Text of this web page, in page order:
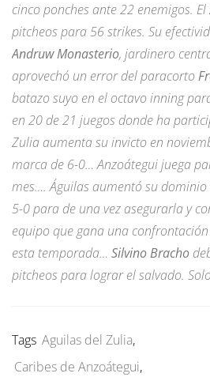
cinco ponches ante 22 enemigos.
pitcheos para 56 strikes. Su
Andruw Monasterio, jardinero
aprovechó un error del paracorto
batazo suyo en el octavo inning
en 20 de 21 juegos donde ha
Zulia aumenta su invicto en
marca de 6-0… Anzoátegui juega
mes…. Águilas aumentó su
5-0 para de una vez asegurarla y
equipo que gana una
esta temporada… Silvino Bracho
pitcheos para lograr el salvado.
Tags Aguilas del Zulia,
Caribes de Anzoátegui,